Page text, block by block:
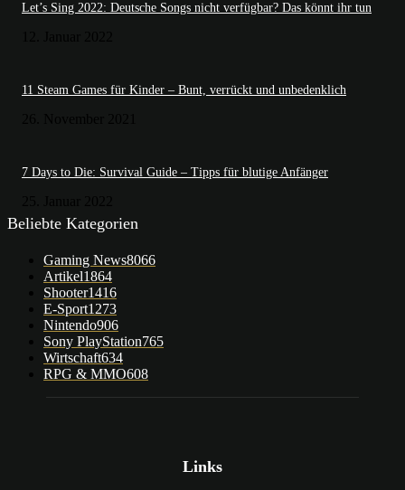
Let’s Sing 2022: Deutsche Songs nicht verfügbar? Das könnt ihr tun
11 Steam Games für Kinder – Bunt, verrückt und unbedenklich
7 Days to Die: Survival Guide – Tipps für blutige Anfänger
Beliebte Kategorien
Gaming News8066
Artikel1864
Shooter1416
E-Sport1273
Nintendo906
Sony PlayStation765
Wirtschaft634
RPG & MMO608
Links